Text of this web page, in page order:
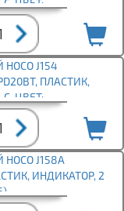
C, ЦВЕТ:
J154
ПЛАСТИК,
C, ЦВЕТ:
J158A
ИНДИКАТОР, 2